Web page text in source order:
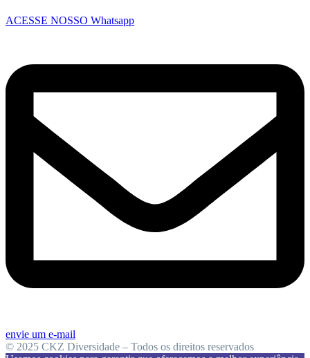
ACESSE NOSSO Whatsapp
envie um e-mail
© 2025 CKZ Diversidade – Todos os direitos reservados